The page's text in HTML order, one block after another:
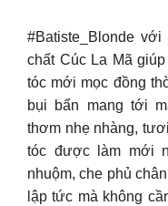
#Batiste_Blonde
chất Cúc La Mã
tóc mới mọc đồng
bụi bẩn mang tới
thơm nhẹ nhàng,
tóc được làm mới
nhuộm, che phủ
lập tức mà không